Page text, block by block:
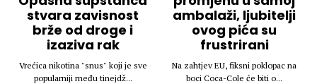
stvara zavisnost
brže od droge i
izaziva rak
Vrećica nikotina "snus" koji je sve
popularniji među tinejdž...
ambalaži, ljubitelji
ovog pića su
frustrirani
Na zahtjev EU, fiksni poklopac na
boci Coca-Cole će biti o...